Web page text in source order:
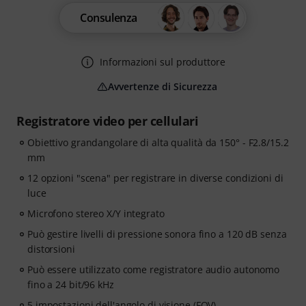
Registratore video per cellulari
Obiettivo grandangolare di alta qualità da 150° - F2.8/15.2
mm
12 opzioni "scena" per registrare in diverse condizioni di
luce
Microfono stereo X/Y integrato
Può gestire livelli di pressione sonora fino a 120 dB senza
distorsioni
Può essere utilizzato come registratore audio autonomo
fino a 24 bit/96 kHz
Consulenza
Informazioni sul produttore
Avvertenze di Sicurezza